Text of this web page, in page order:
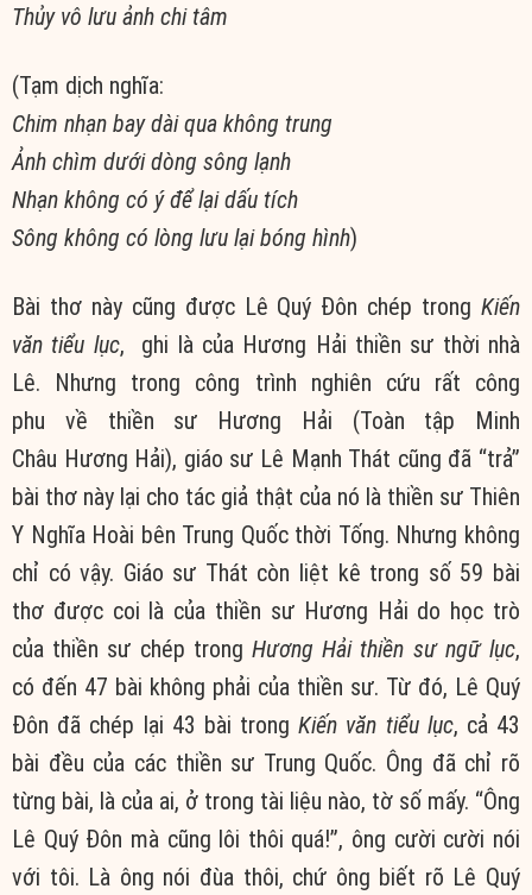
Thủy vô lưu ảnh chi tâm
(Tạm dịch nghĩa:
Chim nhạn bay dài qua không trung
Ảnh chìm dưới dòng sông lạnh
Nhạn không có ý để lạidấu tích
Sông không có lòng lưu lại bóng hình)
Bài thơ này cũng được Lê Quý Đôn chép trong Kiến
văn tiểu lục, ghi là của Hương Hải thiền sư thời nhà
Lê. Nhưng trong công trình nghiên cứu rất công
phu về thiền sư Hương Hải (Toàn tập Minh
Châu Hương Hải), giáo sư Lê Mạnh Thát cũng đã “trả”
bài thơ này lại cho tác giả thật của nó là thiền sư Thiên
Y Nghĩa Hoài bên Trung Quốcthời Tống. Nhưng không
chỉ có vậy. Giáo sư Thát còn liệt kê trong số 59 bài
thơ được coi là của thiền sư Hương Hải do học trò
của thiền sư chép trongHương Hải thiền sư ngữ lục,
có đến 47 bài không phải của thiền sư. Từ đó, Lê Quý
Đôn đã chép lại 43 bài trongKiến văn tiểu lục, cả 43
bài đều của các thiền sư Trung Quốc. Ông đã chỉ rõ
từng bài, là của ai, ở trong tài liệu nào, tờ số mấy. “Ông
Lê Quý Đôn mà cũng lôi thôi quá!”, ông cười cười nói
với tôi. Là ông nói đùa thôi, chứ ông biết rõ Lê Quý